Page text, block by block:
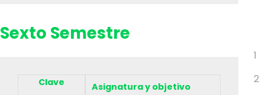
1
2
Sexto Semestre
Clave
Asignatura y objetivo